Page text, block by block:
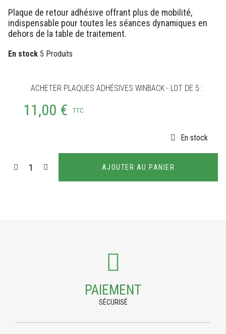
Plaque de retour adhésive offrant plus de mobilité,
indispensable pour toutes les séances dynamiques en
dehors de la table de traitement.
En stock 5 Produits
ACHETER PLAQUES ADHÉSIVES WINBACK - LOT DE 5 :
11,00 € TTC
En stock
AJOUTER AU PANIER
PAIEMENT
SÉCURISÉ